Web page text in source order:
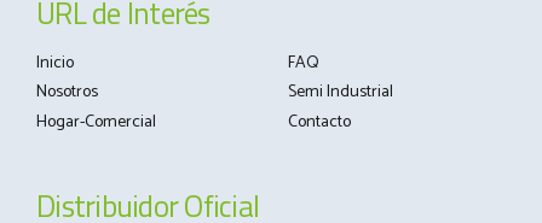
URL de Interés
Inicio
FAQ
Nosotros
Semi Industrial
Hogar-Comercial
Contacto
Distribuidor Oficial